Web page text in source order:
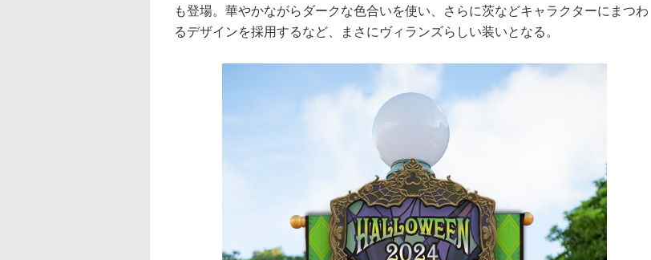
も登場。華やかながらダークな色合いを使い、さらに茨などキャラクターにまつわ
るデザインを採用するなど、まさにヴィランズらしい装いとなる。